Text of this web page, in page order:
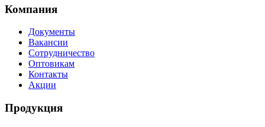
Компания
Документы
Вакансии
Сотрудничество
Оптовикам
Контакты
Акции
Продукция